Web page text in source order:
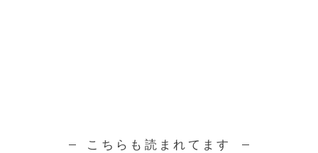
こちらも読まれてます